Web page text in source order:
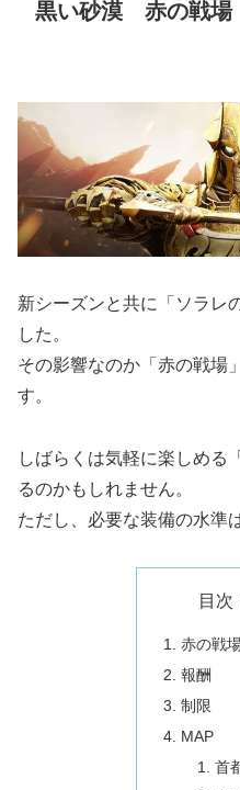
黒い砂漠 赤の戦場
新シーズンと共に「ソラレ
した。
その影響なのか「赤の戦場
す。
しばらくは気軽に楽しめる
るのかもしれません。
ただし、必要な装備の水準
目次
赤の戦
報酬
制限
MAP
首